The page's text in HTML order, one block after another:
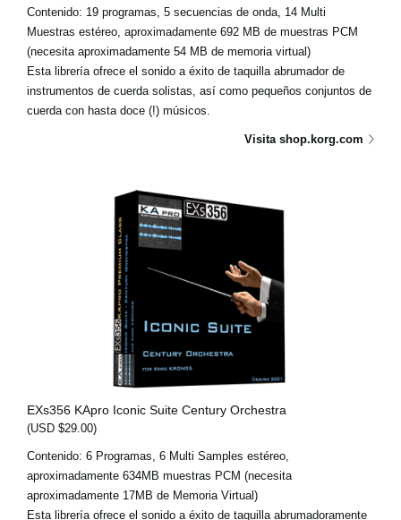
Contenido: 19 programas, 5 secuencias de onda, 14 Multi
Muestras estéreo, aproximadamente 692 MB de muestras PCM
(necesita aproximadamente 54 MB de memoria virtual)
Esta librería ofrece el sonido a éxito de taquilla abrumador de
instrumentos de cuerda solistas, así como pequeños conjuntos de
cuerda con hasta doce (!) músicos.
Visita shop.korg.com
EXs356 KApro Iconic Suite Century Orchestra
(USD $29.00)
Contenido: 6 Programas, 6 Multi Samples estéreo,
aproximadamente 634MB muestras PCM (necesita
aproximadamente 17MB de Memoria Virtual)
Esta librería ofrece el sonido a éxito de taquilla abrumadoramente